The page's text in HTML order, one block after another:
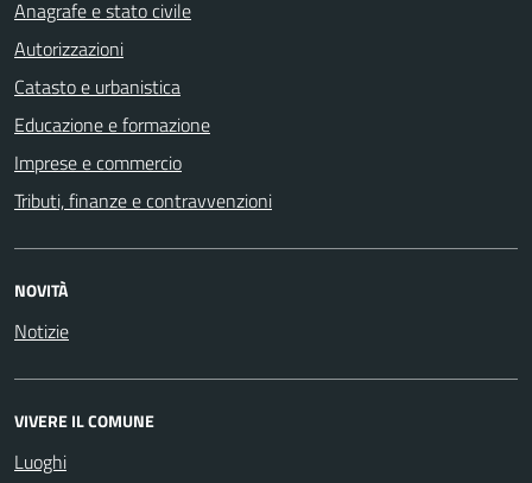
Anagrafe e stato civile
Autorizzazioni
Catasto e urbanistica
Educazione e formazione
Imprese e commercio
Tributi, finanze e contravvenzioni
NOVITÀ
Notizie
VIVERE IL COMUNE
Luoghi